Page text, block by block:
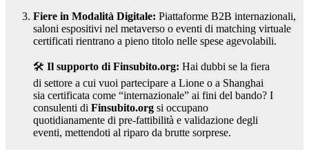
Fiere in Modalità Digitale: Piattaforme B2B internazionali,
saloni espositivi nel metaverso o eventi di matching virtuale
certificati rientrano a pieno titolo nelle spese agevolabili.
🛠️ Il supporto di Finsubito.org: Hai dubbi se la fiera
di settore a cui vuoi partecipare a Lione o a Shanghai
sia certificata come “internazionale” ai fini del bando? I
consulenti di Finsubito.org si occupano
quotidianamente di pre-fattibilità e validazione degli
eventi, mettendoti al riparo da brutte sorprese.